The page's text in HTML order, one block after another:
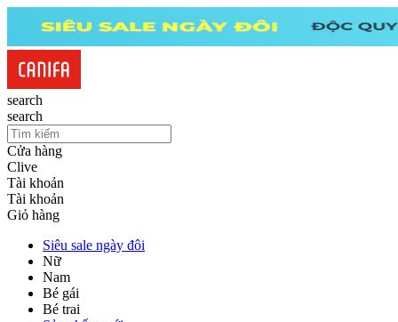
search
search
Cửa hàng
Clive
Tài khoản
Tài khoản
Giỏ hàng
Siêu sale ngày đôi
Nữ
Nam
Bé gái
Bé trai